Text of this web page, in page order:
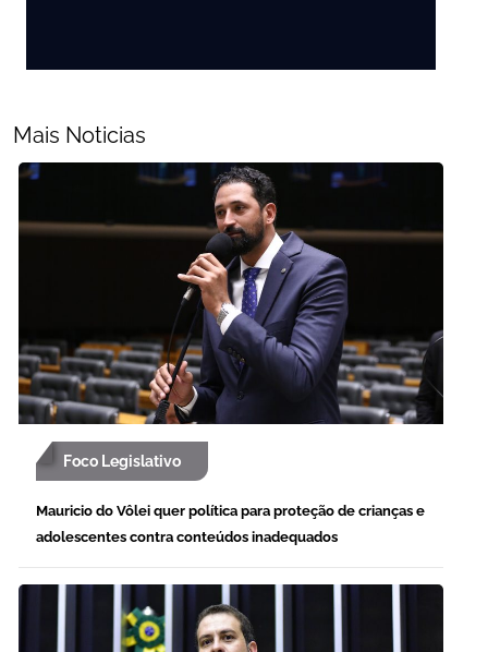
Mais Noticias
Foco Legislativo
Mauricio do Vôlei quer política para proteção de crianças e
adolescentes contra conteúdos inadequados